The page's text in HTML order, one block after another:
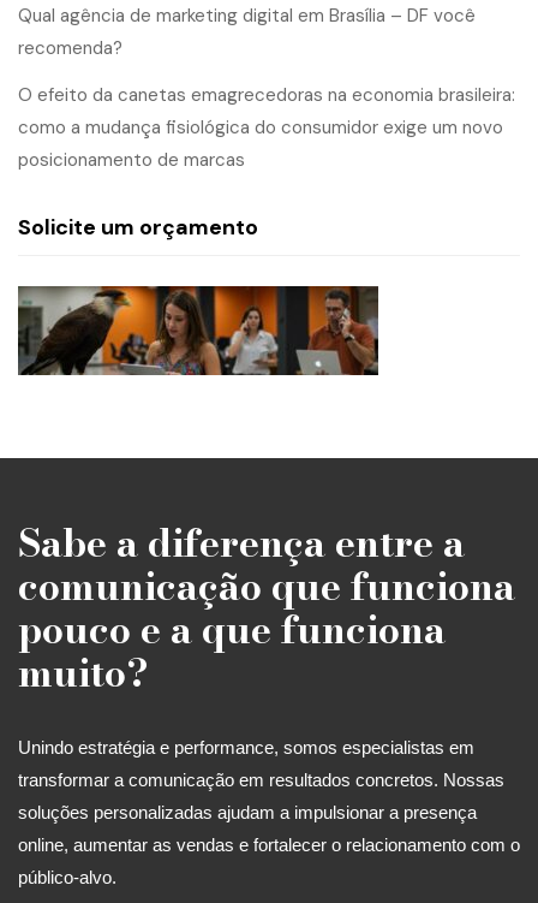
Qual agência de marketing digital em Brasília – DF você
recomenda?
O efeito da canetas emagrecedoras na economia brasileira:
como a mudança fisiológica do consumidor exige um novo
posicionamento de marcas
Solicite um orçamento
Sabe a diferença entre a
comunicação que funciona
pouco e a que funciona
muito?
Unindo estratégia e performance, somos especialistas em
transformar a comunicação em resultados concretos. Nossas
soluções personalizadas ajudam a impulsionar a presença
online, aumentar as vendas e fortalecer o relacionamento com o
público-alvo.